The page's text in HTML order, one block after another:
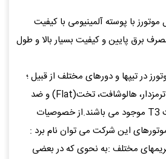
موتورز با پوسته آلمینیومی با کیفیت
برق پایین و کیفیت بسیار بالا و طول
در تیپها و دورهای مختلف از قبیل ؛
کلاچ دار، رله، شافت بلند، ترمزدار، هالوشافت، تخت(Flat) و ضد
انفجار EX با درجه حفاظت T3 موجود می باشند.از خصوصیات
این شرکت می توان نام برد :
مختلف :به نحوی که در بعضی